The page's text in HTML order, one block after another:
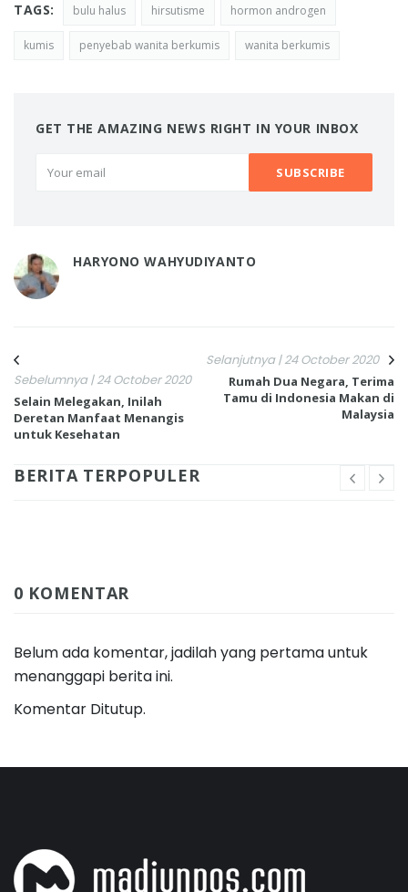
TAGS: bulu halus hirsutisme hormon androgen
kumis penyebab wanita berkumis wanita berkumis
GET THE AMAZING NEWS RIGHT IN YOUR INBOX
HARYONO WAHYUDIYANTO
Sebelumnya | 24 October 2020
Selain Melegakan, Inilah
Deretan Manfaat Menangis
untuk Kesehatan
Selanjutnya | 24 October 2020
Rumah Dua Negara, Terima
Tamu di Indonesia Makan di
Malaysia
BERITA TERPOPULER
0 KOMENTAR
Belum ada komentar, jadilah yang pertama untuk
menanggapi berita ini.
Komentar Ditutup.